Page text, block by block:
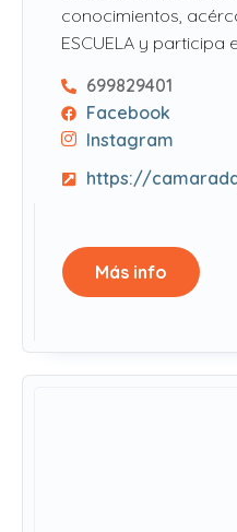
conocimientos,
ESCUELA y participa
699829401
Facebook
Instagram
https://
Más info